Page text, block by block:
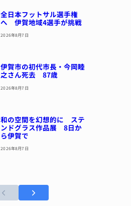
全日本フットサル選手権
へ 伊賀地域4選手が挑戦
2026年8月7日
伊賀市の初代市長・今岡睦
之さん死去 87歳
2026年8月7日
和の空間を幻想的に ステ
ンドグラス作品展 8日か
ら伊賀で
2026年8月7日